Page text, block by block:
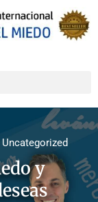
Uncategorized
y